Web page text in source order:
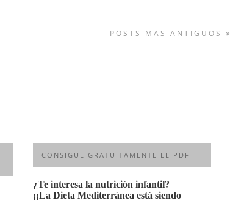
POSTS MAS ANTIGUOS
CONSIGUE GRATUITAMENTE EL PDF
¿Te interesa la nutrición infantil?
¡¡La Dieta Mediterránea está siendo